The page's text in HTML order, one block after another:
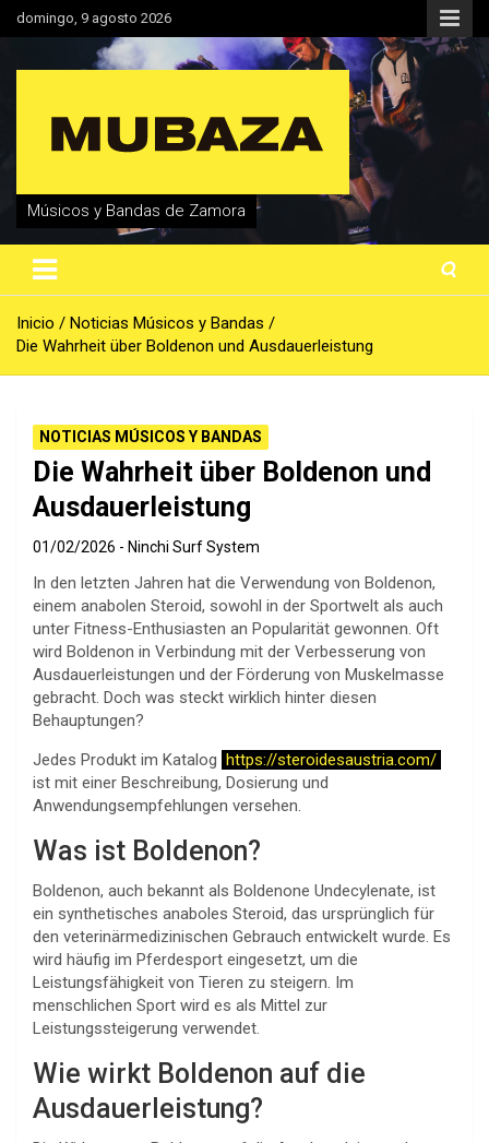
Saltar
al
domingo, 9 agosto 2026
Músicos y Bandas de Zamora
Inicio
Noticias Músicos y Bandas
Die Wahrheit über Boldenon und Ausdauerleistung
NOTICIAS MÚSICOS Y BANDAS
Die Wahrheit über Boldenon und
Ausdauerleistung
01/02/2026 Ninchi Surf System
In den letzten Jahren hat die Verwendung von Boldenon,
einem anabolen Steroid, sowohl in der Sportwelt als auch
unter Fitness-Enthusiasten an Popularität gewonnen. Oft
wird Boldenon in Verbindung mit der Verbesserung von
Ausdauerleistungen und der Förderung von Muskelmasse
gebracht. Doch was steckt wirklich hinter diesen
Behauptungen?
Jedes Produkt im Katalog https://steroidesaustria.com/
ist mit einer Beschreibung, Dosierung und
Anwendungsempfehlungen versehen.
Was ist Boldenon?
Boldenon, auch bekannt als Boldenone Undecylenate, ist
ein synthetisches anaboles Steroid, das ursprünglich für
den veterinärmedizinischen Gebrauch entwickelt wurde. Es
wird häufig im Pferdesport eingesetzt, um die
Leistungsfähigkeit von Tieren zu steigern. Im
menschlichen Sport wird es als Mittel zur
Leistungssteigerung verwendet.
Wie wirkt Boldenon auf die
Ausdauerleistung?